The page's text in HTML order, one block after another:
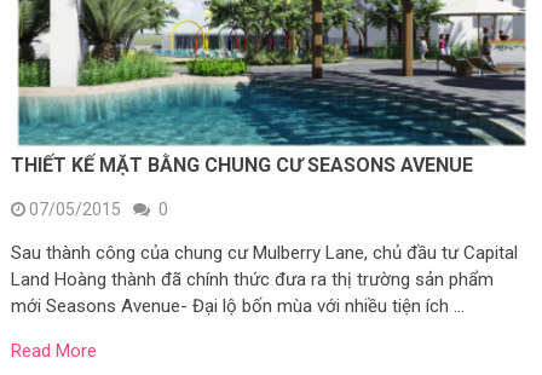
THIẾT KẾ MẶT BẰNG CHUNG CƯ SEASONS AVENUE
07/05/2015 0
Sau thành công của chung cư Mulberry Lane, chủ đầu tư Capital
Land Hoàng thành đã chính thức đưa ra thị trường sản phẩm
mới Seasons Avenue- Đại lộ bốn mùa với nhiều tiện ích …
Read More